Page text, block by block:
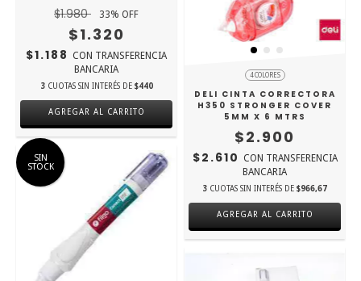
4 COLORES
DELI CINTA CORRECTORA
H350 STRONGER COVER
5MM X 6 MTRS
$2.900
$2.610 CON TRANSFERENCIA
BANCARIA
3 CUOTAS SIN INTERÉS DE $966,67
AGREGAR AL CARRITO
$1.980 33% OFF
$1.320
$1.188 CON TRANSFERENCIA
BANCARIA
3 CUOTAS SIN INTERÉS DE $440
SIN
STOCK